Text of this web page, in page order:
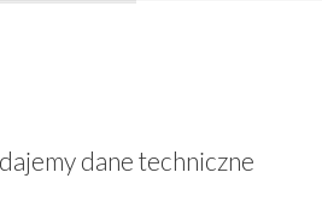
dane techniczne